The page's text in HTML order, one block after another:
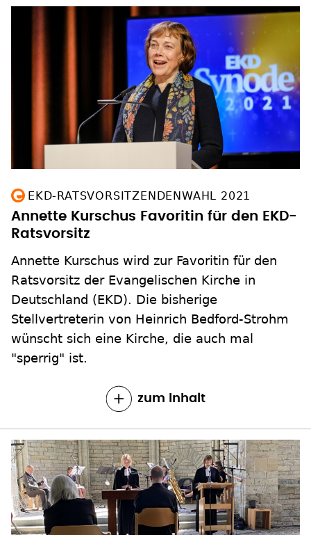
EKD-RATSVORSITZENDENWAHL 2021
Annette Kurschus Favoritin für den EKD-
Ratsvorsitz
Annette Kurschus wird zur Favoritin für den
Ratsvorsitz der Evangelischen Kirche in
Deutschland (EKD). Die bisherige
Stellvertreterin von Heinrich Bedford-Strohm
wünscht sich eine Kirche, die auch mal
"sperrig" ist.
zum Inhalt